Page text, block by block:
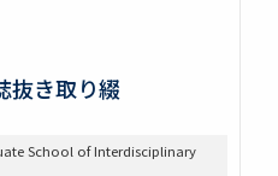
抜き取り綴
School of Interdisciplinary